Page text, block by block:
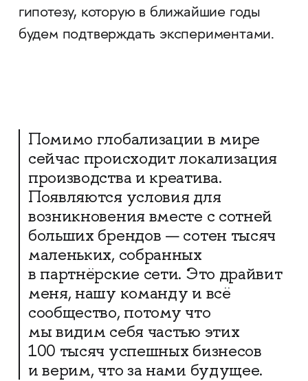
гипотезу, которую в ближайшие годы
будем подтверждать экспериментами.
Помимо глобализации в мире
сейчас происходит локализация
производства и креатива.
Появляются условия для
возникновения вместе с сотней
больших брендов — сотен тысяч
маленьких, собранных
в партнёрские сети. Это драйвит
меня, нашу команду и всё
сообщество, потому что
мы видим себя частью этих
100 тысяч успешных бизнесов
и верим, что за нами будущее.